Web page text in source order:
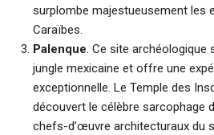
surplombe majestueusement les
Caraïbes.
Palenque. Ce site
jungle mexicaine et offre une
exceptionnelle. Le Temple des
découvert le célèbre sarcophage
chefs-d’œuvre architecturaux du